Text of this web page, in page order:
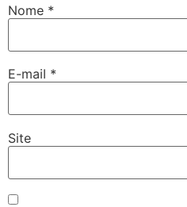
Nome *
E-mail *
Site